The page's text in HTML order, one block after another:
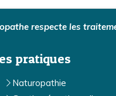
respecte les
pratiques
Naturopathie